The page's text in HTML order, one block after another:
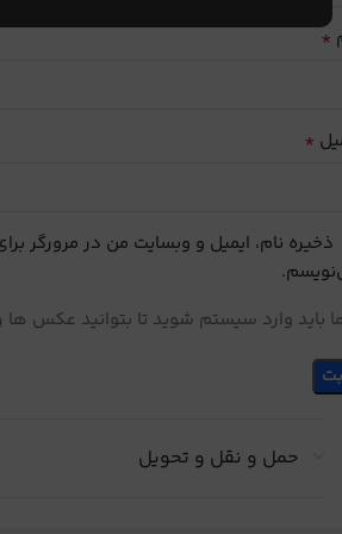
*
*
ذخیره نام، ایمیل و وبسایت من در مرورگر
باید وارد سیستم شوید تا بتوانید عکس ها
حمل و نقل و تحویل